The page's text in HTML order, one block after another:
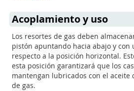
Acoplamiento y uso
Los resortes de gas deben
pistón apuntando hacia abajo y con
respecto a la posición horizontal.
esta posición garantizará que los
mantengan lubricados con el
de gas.